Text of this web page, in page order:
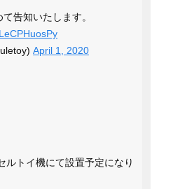
告知いたします。
April 1, 2020
ルトイ機にて設置予定になり